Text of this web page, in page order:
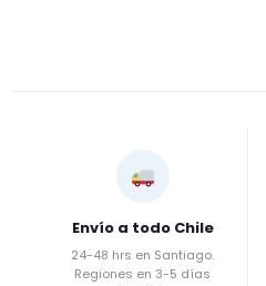
Envío a todo Chile
24-48 hrs en Santiago.
Regiones en 3-5 días